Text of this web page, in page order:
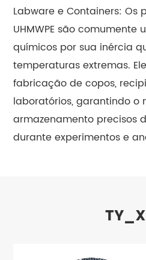
Labware e Containers: Os
UHMWPE são
químicos por sua inércia
temperaturas extremas.
fabricação de copos,
laboratórios, garantindo o
armazenamento precisos
durante experimentos e